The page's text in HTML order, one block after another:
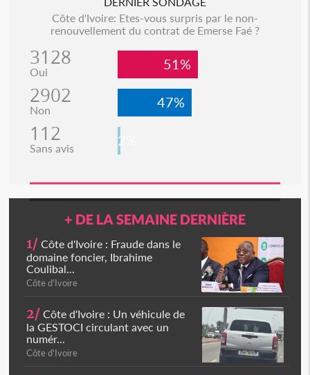
Côte d'Ivoire: Etes-vous surpris par le non-
renouvellement du contrat de Emerse Faé ?
3128
Oui 51%
2902
Non 47%
112
Sans avis 2%
+ DE LA SEMAINE DERNIÈRE
1/ Côte d'Ivoire : Fraude dans le
domaine foncier, Ibrahime
Coulibal...
Côte d'Ivoire
2/ Côte d'Ivoire : Un véhicule de
la GESTOCI circulant avec un
numér...
Côte d'Ivoire